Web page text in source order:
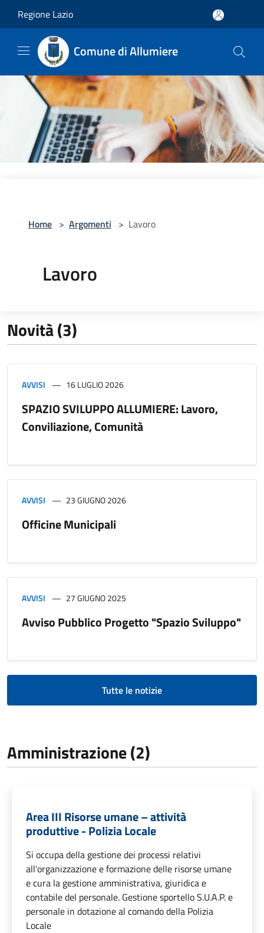
Regione Lazio
Comune di Allumiere
Home > Argomenti > Lavoro
Lavoro
Novità (3)
AVVISI 16 LUGLIO 2026
SPAZIO SVILUPPO ALLUMIERE: Lavoro,
Conviliazione, Comunità
AVVISI 23 GIUGNO 2026
Officine Municipali
AVVISI 27 GIUGNO 2025
Avviso Pubblico Progetto "Spazio Sviluppo"
Tutte le notizie
Amministrazione (2)
Area III Risorse umane – attività
produttive - Polizia Locale
Si occupa della gestione dei processi relativi
all'organizzazione e formazione delle risorse umane
e cura la gestione amministrativa, giuridica e
contabile del personale. Gestione sportello S.U.A.P. e
personale in dotazione al comando della Polizia
Locale